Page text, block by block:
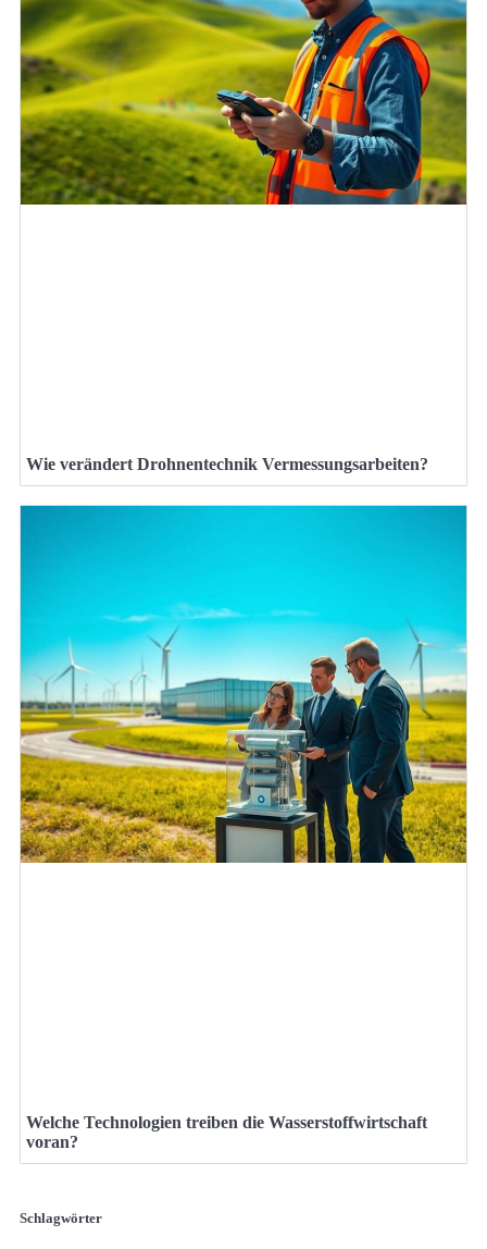
Wie verändert Drohnentechnik Vermessungsarbeiten?
Welche Technologien treiben die Wasserstoffwirtschaft
voran?
Schlagwörter